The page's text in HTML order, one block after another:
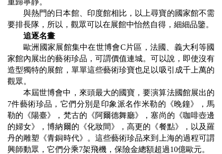
重歸寧靜。
與熱門的日本館、印度館相比，以上尋寶的國家館不需
要排長隊，所以，觀眾可以在展館中怡然自得，細細品鑒。
追逐名畫
歐洲國家展館集中在世博會C 片區，法國、義大利等國
家館內展出的藝術珍品，可謂價值連城。可以說，即使沒有
造型獨特的展館，單單這些藝術珍寶也足以吸引成千上萬的
觀眾。
本屆世博會中，來頭最大的國寶，要演算法國館展出的
7件藝術珍品，它們分別是印象派名作米勒的《晚鐘》，馬
勒的《陽臺》，梵古的《阿爾德舞廳》，塞尚的《咖啡壺邊
的婦女》，博納爾的《化妝間》，高更的《餐點》，以及羅
丹的雕塑《青銅時代》。這些藝術珍品來到上海的過程可謂
興師動眾，它們分乘7架飛機，保險金總額超過10億歐元。